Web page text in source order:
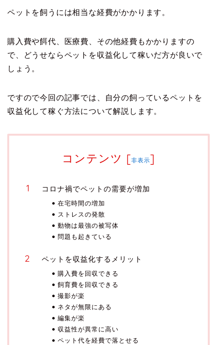
ペットを飼うには相当な経費がかかります。
購入費や餌代、医療費、その他経費もかかりますの
で、どうせならペットを収益化して稼いだ方が良いで
しょう。
ですので今回の記事では、自分の飼っているペットを
収益化して稼ぐ方法について解説します。
コンテンツ [非表示]
コロナ禍でペットの需要が増加
在宅時間の増加
ストレスの発散
動物は最強の被写体
問題も起きている
ペットを収益化するメリット
購入費を回収できる
飼育費を回収できる
撮影が楽
ネタが無限にある
編集が楽
収益性が異常に高い
ペット代を経費で落とせる